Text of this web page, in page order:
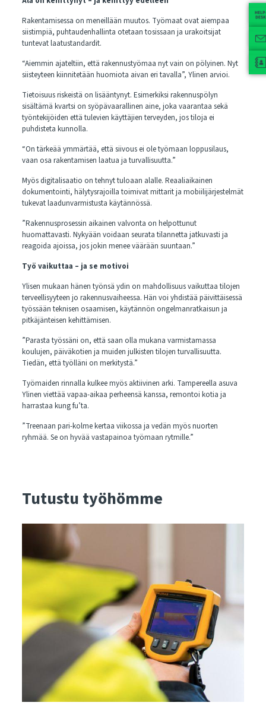
Rakentamisessa on meneillään muutos. Työmaat ovat aiempaa
siistimpiä, puhtaudenhallinta otetaan tosissaan ja urakoitsijat
tuntevat laatustandardit.
“Aiemmin ajateltiin, että rakennustyömaa nyt vain on pölyinen. Nyt
siisteyteen kiinnitetään huomiota aivan eri tavalla”, Ylinen arvioi.
Tietoisuus riskeistä on lisääntynyt. Esimerkiksi rakennuspölyn
sisältämä kvartsi on syöpävaarallinen aine, joka vaarantaa sekä
työntekijöiden että tulevien käyttäjien terveyden, jos tiloja ei
puhdisteta kunnolla.
“On tärkeää ymmärtää, että siivous ei ole työmaan loppusilaus,
vaan osa rakentamisen laatua ja turvallisuutta.”
Myös digitalisaatio on tehnyt tuloaan alalle. Reaaliaikainen
dokumentointi, hälytysrajoilla toimivat mittarit ja mobiilijärjestelmät
tukevat laadunvarmistusta käytännössä.
”Rakennusprosessin aikainen valvonta on helpottunut
huomattavasti. Nykyään voidaan seurata tilannetta jatkuvasti ja
reagoida ajoissa, jos jokin menee väärään suuntaan.”
Työ vaikuttaa – ja se motivoi
Ylisen mukaan hänen työnsä ydin on mahdollisuus vaikuttaa tilojen
terveellisyyteen jo rakennusvaiheessa. Hän voi yhdistää päivittäisessä
työssään teknisen osaamisen, käytännön ongelmanratkaisun ja
pitkäjänteisen kehittämisen.
”Parasta työssäni on, että saan olla mukana varmistamassa
koulujen, päiväkotien ja muiden julkisten tilojen turvallisuutta.
Tiedän, että työlläni on merkitystä.”
Työmaiden rinnalla kulkee myös aktiivinen arki. Tampereella asuva
Ylinen viettää vapaa-aikaa perheensä kanssa, remontoi kotia ja
harrastaa kung fu’ta.
”Treenaan pari-kolme kertaa viikossa ja vedän myös nuorten
ryhmää. Se on hyvää vastapainoa työmaan rytmille.”
Tutustu työhömme